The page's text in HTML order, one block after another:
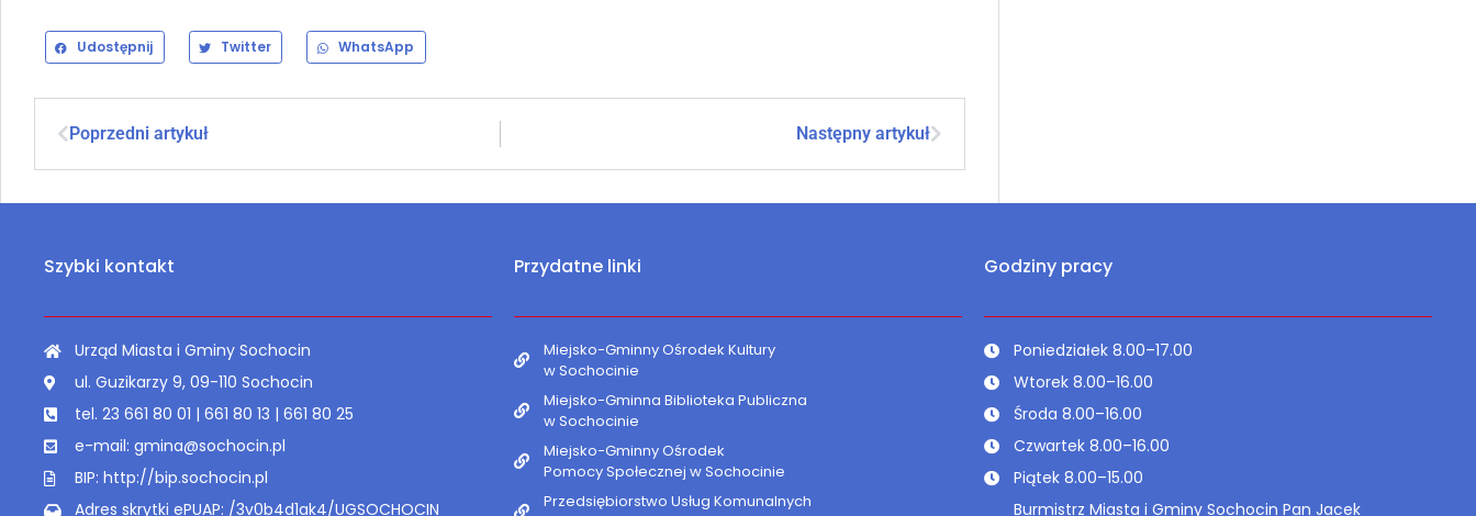
Udostępnij Twitter WhatsApp
Poprzedni artykuł Następny artykuł
Szybki kontakt
Urząd Miasta i Gminy Sochocin
ul. Guzikarzy 9, 09-110 Sochocin
tel. 23 661 80 01 | 661 80 13 | 661 80 25
e-mail: gmina@sochocin.pl
BIP: http://bip.sochocin.pl
Adres skrytki ePUAP: /3v0b4d1ak4/UGSOCHOCIN
Przydatne linki
Miejsko-Gminny Ośrodek Kultury
w Sochocinie
Miejsko-Gminna Biblioteka Publiczna
w Sochocinie
Miejsko-Gminny Ośrodek
Pomocy Społecznej w Sochocinie
Przedsiębiorstwo Usług Komunalnych
Godziny pracy
Poniedziałek 8.00–17.00
Wtorek 8.00–16.00
Środa 8.00–16.00
Czwartek 8.00–16.00
Piątek 8.00–15.00
Burmistrz Miasta i Gminy Sochocin Pan Jacek